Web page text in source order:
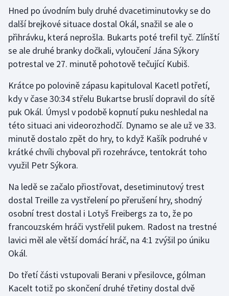
Short track
Sportovní střelba
Triatlon
Veslování
Vodní slalom
Ostatní
Hned po úvodním buly druhé dvacetiminutovky se do
další brejkové situace dostal Okál, snažil se ale o
přihrávku, která neprošla. Bukarts poté trefil tyč. Zlínští
se ale druhé branky dočkali, vyloučení Jána Sýkory
potrestal ve 27. minutě pohotově tečující Kubiš.
Krátce po polovině zápasu kapituloval Kacetl potřetí,
kdy v čase 30:34 střelu Bukartse bruslí dopravil do sítě
puk Okál. Úmysl v podobě kopnutí puku neshledal na
této situaci ani videorozhodčí. Dynamo se ale už ve 33.
minutě dostalo zpět do hry, to když Kašík podruhé v
krátké chvíli chyboval při rozehrávce, tentokrát toho
využil Petr Sýkora.
Na ledě se začalo přiostřovat, desetiminutový trest
dostal Treille za vystřelení po přerušení hry, shodný
osobní trest dostal i Lotyš Freibergs za to, že po
francouzském hráči vystřelil pukem. Radost na trestné
lavici měl ale větší domácí hráč, na 4:1 zvýšil po úniku
Okál.
Do třetí části vstupovali Berani v přesilovce, gólman
Kacelt totiž po skončení druhé třetiny dostal dvě